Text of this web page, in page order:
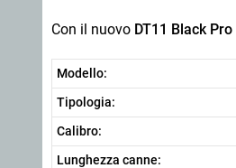
Con il nuovo DT11 Black Pro
Modello:
Tipologia:
Calibro:
Lunghezza canne: